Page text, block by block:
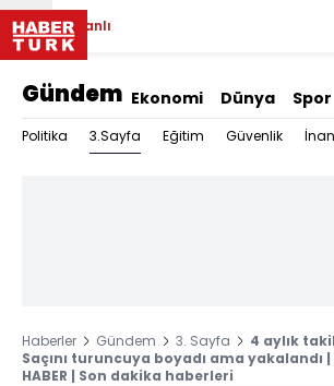
Canlı
Gündem Ekonomi Dünya Spor
Politika 3.Sayfa Eğitim Güvenlik
Haberler Gündem 3. Sayfa
4 aylık
Saçını turuncuya boyadı ama yakalandı |
HABER | Son dakika haberleri